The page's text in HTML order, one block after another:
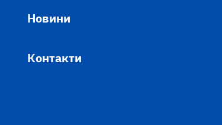
Новини
Контакти